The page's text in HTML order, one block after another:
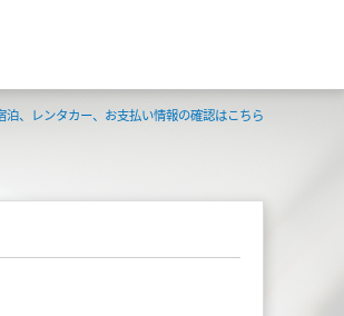
泊、レンタカー、お支払い情報の確認はこちら